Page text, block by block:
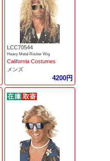
LCC70544
Heavy Metal Rocker Wig
California Costumes
メンズ
4200円